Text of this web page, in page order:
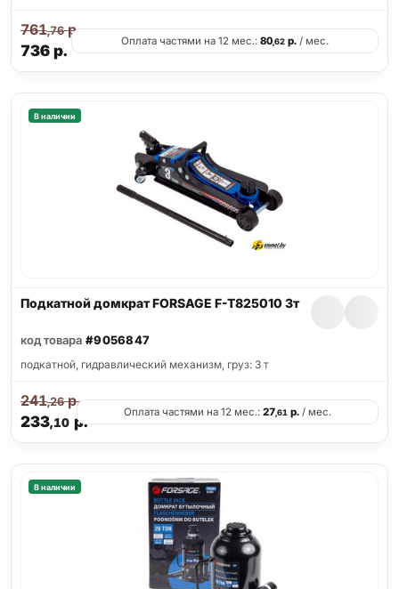
736р.
761,76р.
Оплата частями на 12 мес.: 80,62р./ мес.
В наличии
Подкатной домкрат FORSAGE F-T825010 3т
код товара #9056847
подкатной, гидравлический механизм, груз: 3 т
233,10р.
241,26р.
Оплата частями на 12 мес.: 27,61 р. / мес.
В наличии